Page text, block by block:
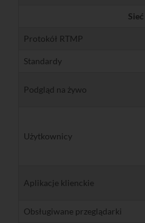
Sieć
Protokół RTMP
Standardy
Podgląd na żywo
Użytkownicy
Aplikacje klienckie
Obsługiwane przeglądarki